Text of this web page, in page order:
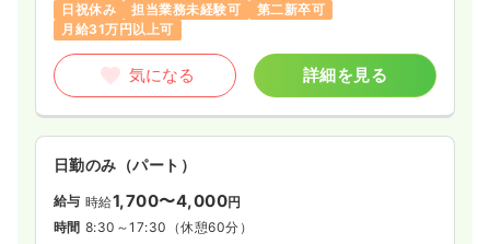
日祝休み
担当業務未経験可
第二新卒可
月給31万円以上可
気になる 詳細を見る
日勤のみ（パート）
給与 時給1,700〜4,000円
時間 8:30～17:30 （休憩60分）